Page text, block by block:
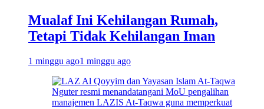
Mualaf Ini Kehilangan Rumah,
Tetapi Tidak Kehilangan Iman
1 minggu ago1 minggu ago